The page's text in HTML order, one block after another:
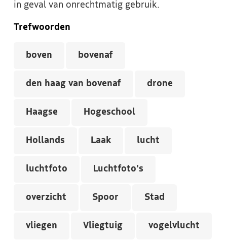
in geval van onrechtmatig gebruik.
Trefwoorden
boven bovenaf
den haag van bovenaf drone
Haagse Hogeschool
Hollands Laak lucht
luchtfoto Luchtfoto's
overzicht Spoor Stad
vliegen Vliegtuig vogelvlucht